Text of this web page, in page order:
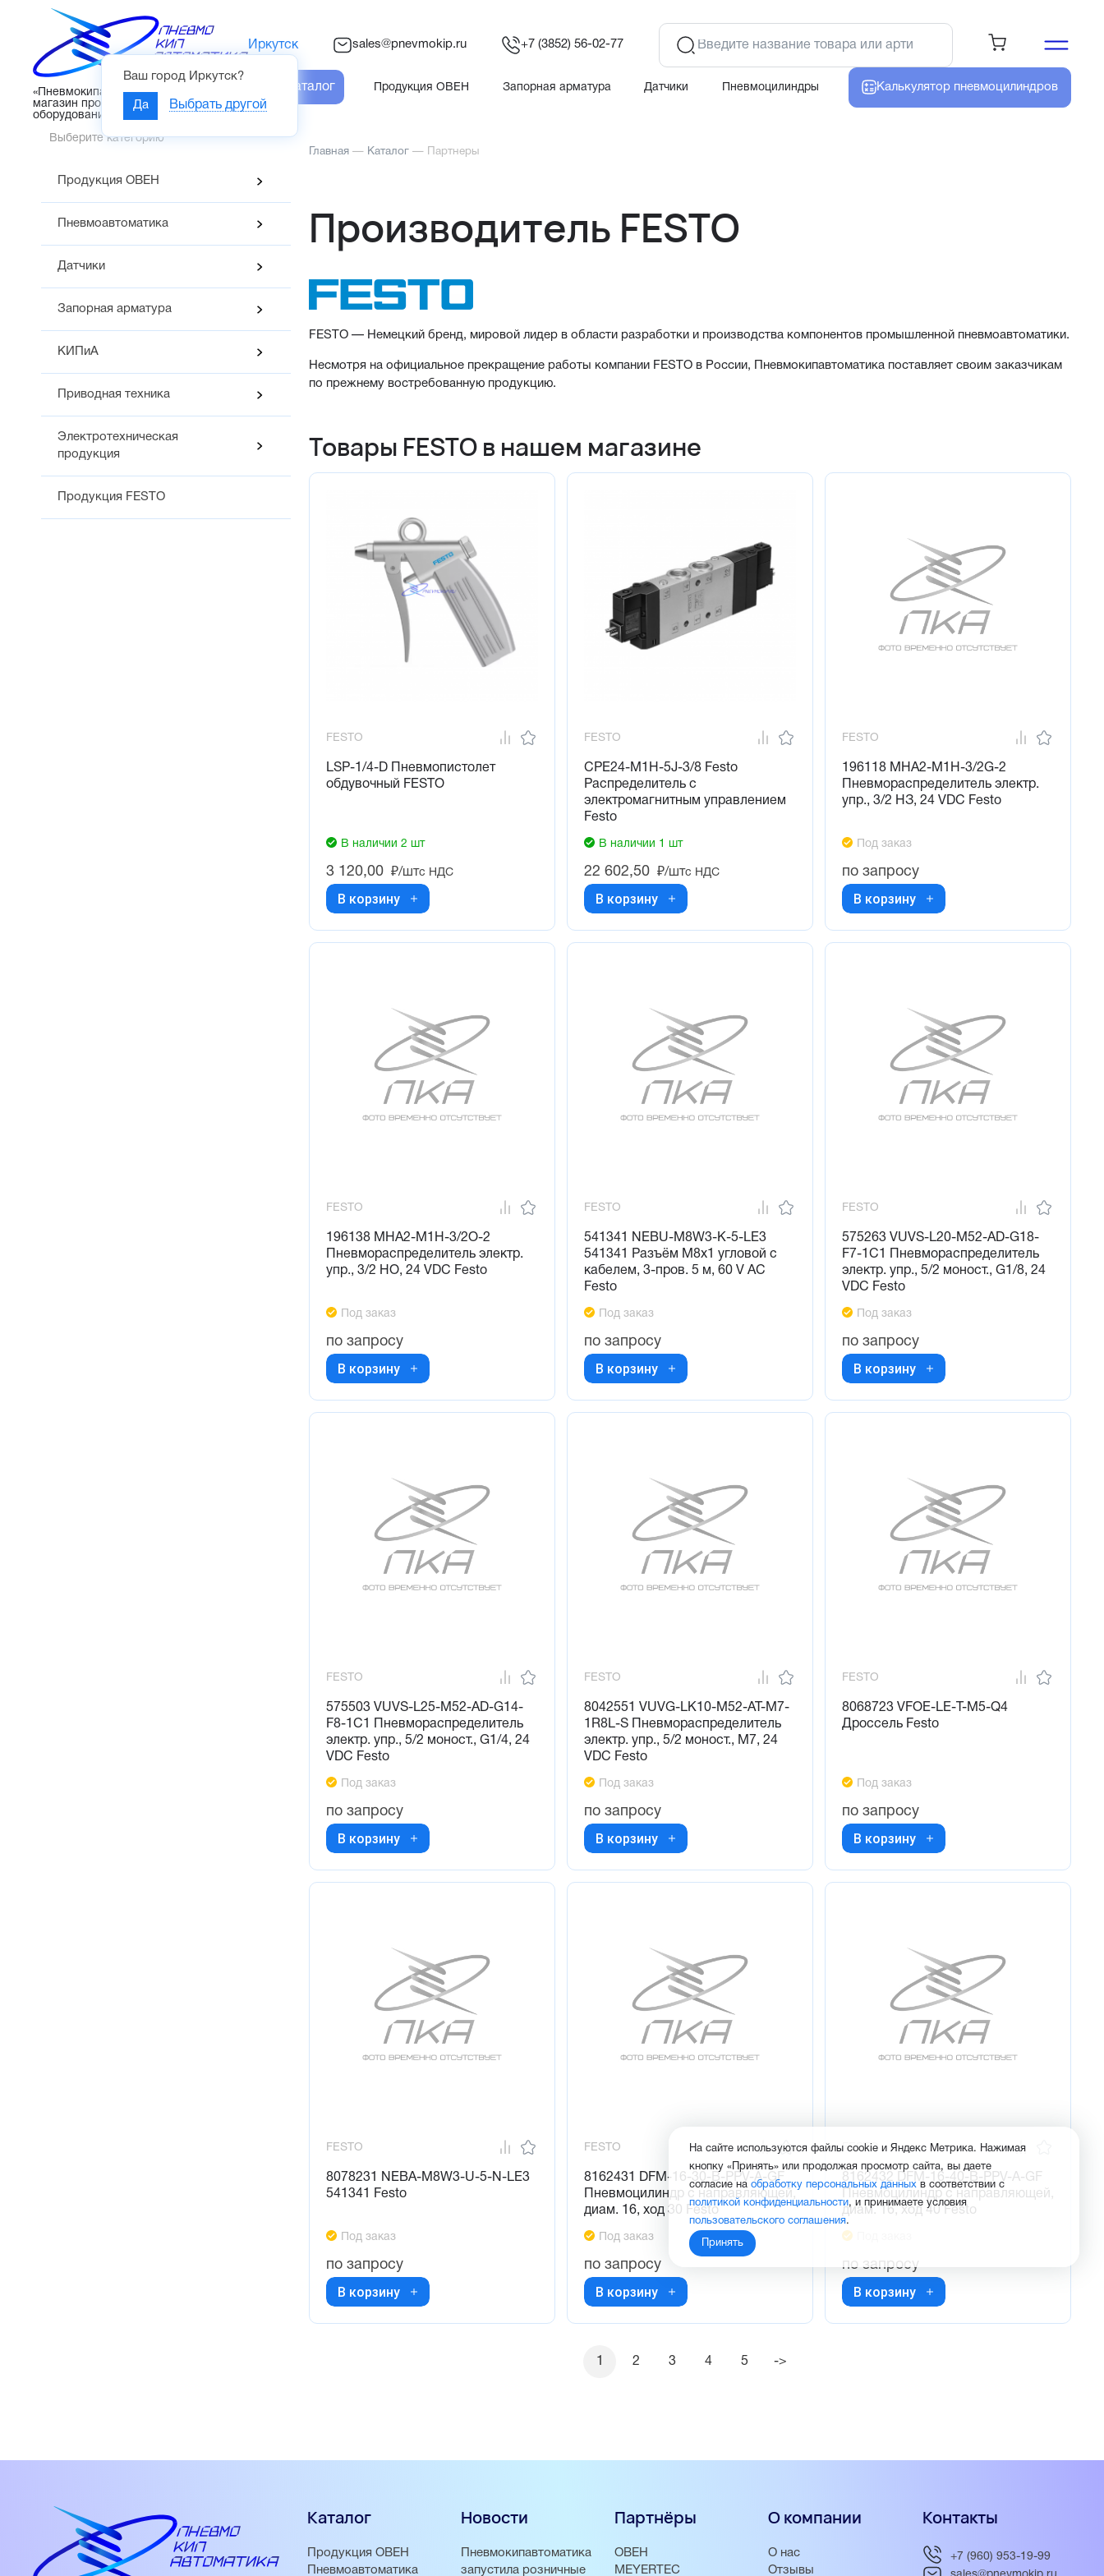
«Пневмокипавтоматика» – интернет-
магазин промышленного
оборудования
Иркутск
Ваш город Иркутск?
Да Выбрать другой
sales@pnevmokip.ru +7 (3852) 56-02-77
Каталог Продукция ОВЕН Запорная арматура Датчики Пневмоцилиндры Калькулятор пневмоцилиндров
Выберите категорию
Продукция ОВЕН
Пневмоавтоматика
Датчики
Запорная арматура
КИПиА
Приводная техника
Электротехническая
продукция
Продукция FESTO
Главная — Каталог — Партнеры
Производитель FESTO
FESTO — Немецкий бренд, мировой лидер в области разработки и производства компонентов промышленной пневмоавтоматики.
Несмотря на официальное прекращение работы компании FESTO в России, Пневмокипавтоматика поставляет своим заказчикам
по прежнему востребованную продукцию.
Товары FESTO в нашем магазине
FESTO
LSP-1/4-D Пневмопистолет
обдувочный FESTO
В наличии 2 шт
3 120,00 ₽/штс НДС
В корзину
FESTO
CPE24-M1H-5J-3/8 Festo
Распределитель с
электромагнитным управлением
Festo
В наличии 1 шт
22 602,50 ₽/штс НДС
В корзину
FESTO
196118 MHA2-M1H-3/2G-2
Пневмораспределитель электр.
упр., 3/2 НЗ, 24 VDC Festo
Под заказ
по запросу
В корзину
FESTO
196138 MHA2-M1H-3/2O-2
Пневмораспределитель электр.
упр., 3/2 НО, 24 VDC Festo
Под заказ
по запросу
В корзину
FESTO
541341 NEBU-M8W3-K-5-LE3
541341 Разъём M8x1 угловой с
кабелем, 3-пров. 5 м, 60 V AC
Festo
Под заказ
по запросу
В корзину
FESTO
575263 VUVS-L20-M52-AD-G18-
F7-1C1 Пневмораспределитель
электр. упр., 5/2 моност., G1/8, 24
VDC Festo
Под заказ
по запросу
В корзину
FESTO
575503 VUVS-L25-M52-AD-G14-
F8-1C1 Пневмораспределитель
электр. упр., 5/2 моност., G1/4, 24
VDC Festo
Под заказ
по запросу
В корзину
FESTO
8042551 VUVG-LK10-M52-AT-M7-
1R8L-S Пневмораспределитель
электр. упр., 5/2 моност., M7, 24
VDC Festo
Под заказ
по запросу
В корзину
FESTO
8068723 VFOE-LE-T-M5-Q4
Дроссель Festo
Под заказ
по запросу
В корзину
FESTO
8078231 NEBA-M8W3-U-5-N-LE3
541341 Festo
Под заказ
по запросу
В корзину
FESTO
8162431 DFM-16-30-B-PPV-A-GF
Пневмоцилиндр с направляющей,
диам. 16, ход 30 Festo
Под заказ
по запросу
В корзину
FESTO
8162432 DFM-16-40-B-PPV-A-GF
Пневмоцилиндр с направляющей,
диам. 16, ход 40 Festo
по запросу
В корзину
2 3 4 5 ->
Каталог
Продукция ОВЕН
Пневмоавтоматика
Новости
Пневмокипавтоматика
запустила розничные
Партнёры
ОВЕН
MEYERTEC
О компании
О нас
Отзывы
Контакты
+7 (960) 953-19-99
На сайте используются файлы cookie и Яндекс Метрика. Нажимая
кнопку «Принять» или продолжая просмотр сайта, вы даете
согласие на обработку персональных данных в соответствии с
политикой конфиденциальности, и принимаете условия
пользовательского соглашения.
Принять